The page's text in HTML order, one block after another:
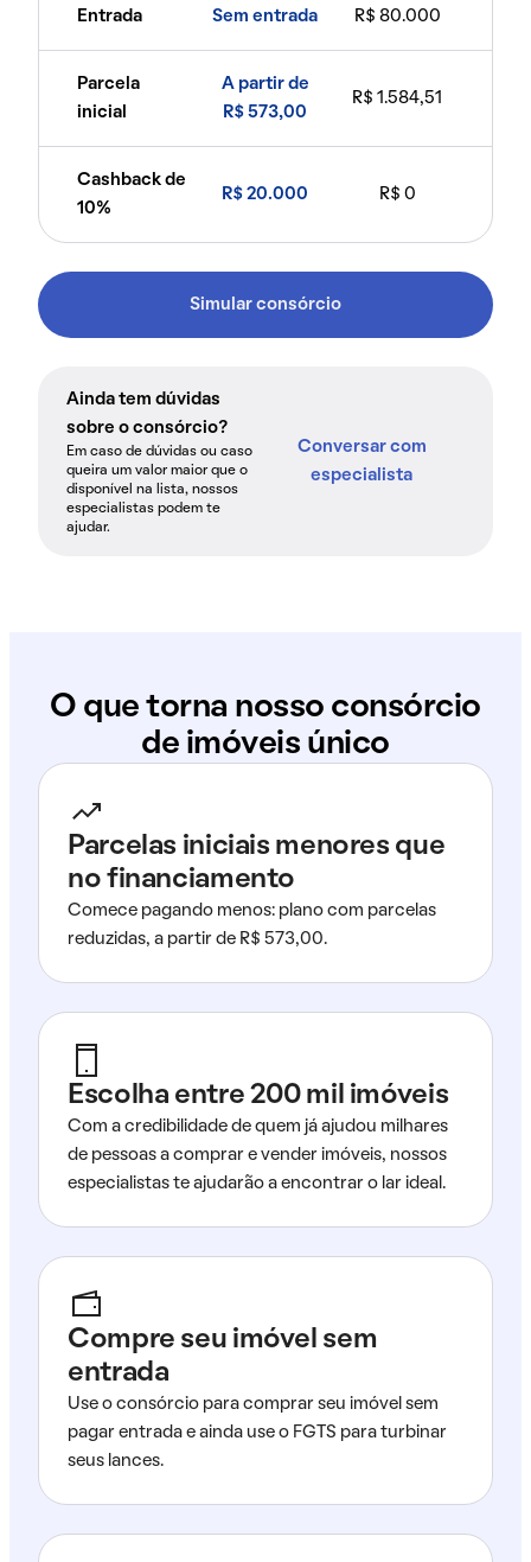
Entrada Sem entrada R$ 80.000
Parcela
inicial
A partir de
R$ 573,00
R$ 1.584,51
Cashback de
10%
R$ 20.000 R$ 0
Simular consórcio
Ainda tem dúvidas
sobre o consórcio?
Em caso de dúvidas ou caso
queira um valor maior que o
disponível na lista, nossos
especialistas podem te
ajudar.
Conversar com
especialista
O que torna nosso consórcio
de imóveis único
Parcelas iniciais menores que
no financiamento
Comece pagando menos: plano com parcelas
reduzidas, a partir de R$ 573,00.
Escolha entre 200 mil imóveis
Com a credibilidade de quem já ajudou milhares
de pessoas a comprar e vender imóveis, nossos
especialistas te ajudarão a encontrar o lar ideal.
Compre seu imóvel sem
entrada
Use o consórcio para comprar seu imóvel sem
pagar entrada e ainda use o FGTS para turbinar
seus lances.